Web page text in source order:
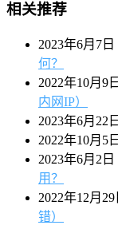
相关推荐
2023年6月7日
何？
2022年10月9日
内网IP）
2023年6月22日
2022年10月5日
2023年6月2日
用？
2022年12月29
错）